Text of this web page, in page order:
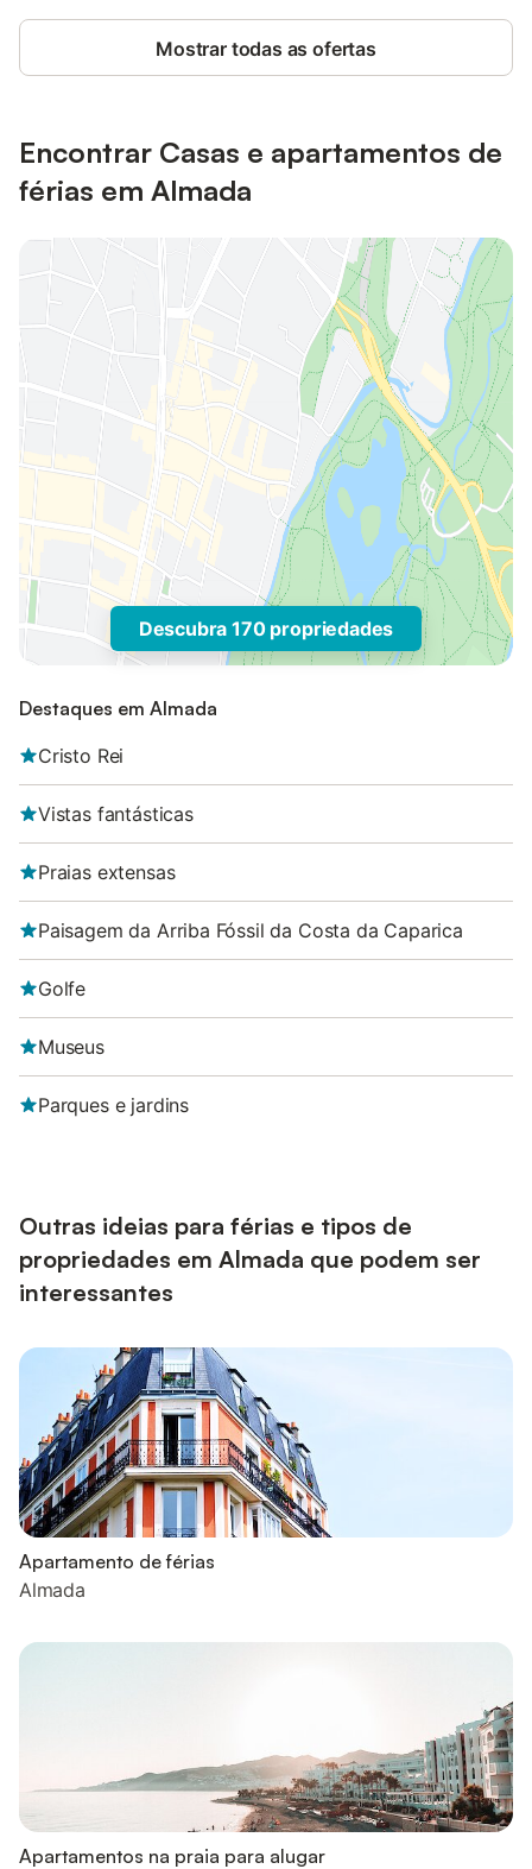
Mostrar todas as ofertas
Encontrar Casas e apartamentos de
férias em Almada
Descubra 170 propriedades
Destaques em Almada
Cristo Rei
Vistas fantásticas
Praias extensas
Paisagem da Arriba Fóssil da Costa da Caparica
Golfe
Museus
Parques e jardins
Outras ideias para férias e tipos de
propriedades em Almada que podem ser
interessantes
Apartamento de férias
Almada
Apartamentos na praia para alugar